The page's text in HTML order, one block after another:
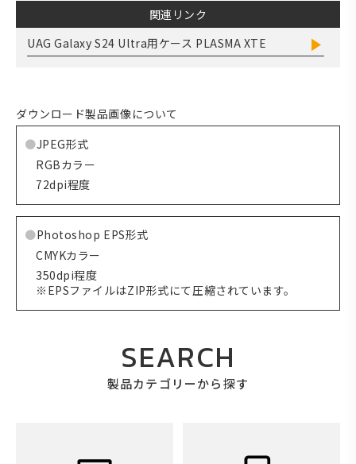
関連リンク
UAG Galaxy S24 Ultra用ケース PLASMA XTE
ダウンロード製品画像について
JPEG形式
RGBカラー
72dpi程度
Photoshop EPS形式
CMYKカラー
350dpi程度
※EPSファイルはZIP形式にて圧縮されています。
SEARCH
製品カテゴリーから探す